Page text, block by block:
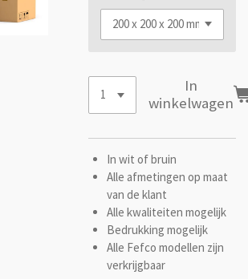
In
winkelwagen
In wit of bruin
Alle afmetingen op maat
van de klant
Alle kwaliteiten mogelijk
Bedrukking mogelijk
Alle Fefco modellen zijn
verkrijgbaar